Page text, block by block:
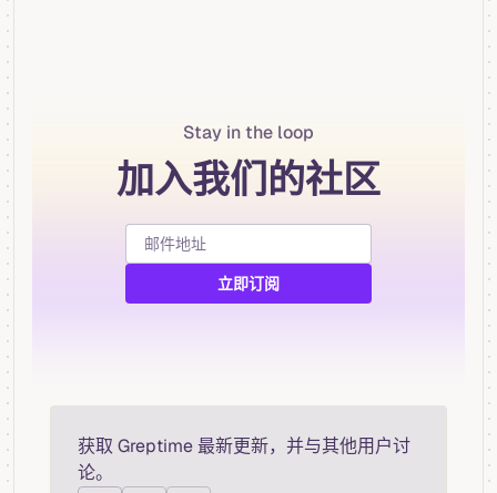
Stay in the loop
加入我们的社区
获取 Greptime 最新更新，并与其他用户讨
论。